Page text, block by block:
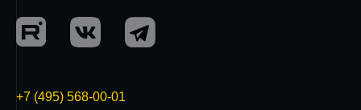
+7 (495) 568-00-01